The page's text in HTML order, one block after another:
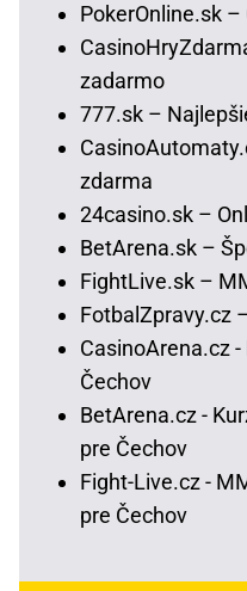
PokerOnline.sk
zadarmo
777.sk –
zdarma
24casino.sk –
BetArena.sk –
FightLive.sk –
FotbalZpravy.cz
CasinoArena.cz
Čechov
BetArena.cz -
pre Čechov
Fight-Live.cz -
pre Čechov